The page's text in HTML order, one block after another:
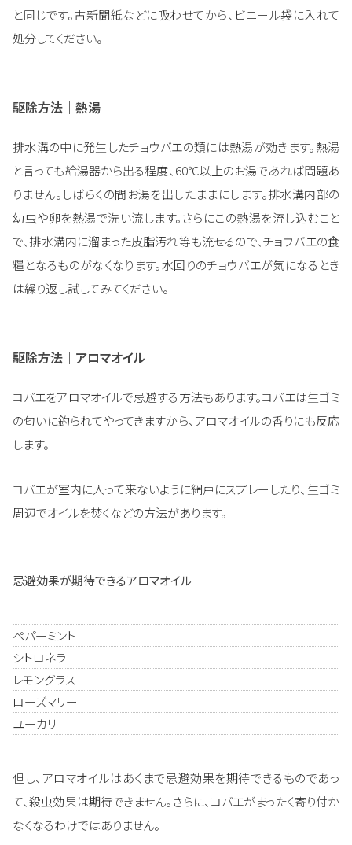
と同じです。古新聞紙などに吸わせてから、ビニール袋に入れて
処分してください。
駆除方法｜熱湯
排水溝の中に発生したチョウバエの類には熱湯が効きます。熱湯
と言っても給湯器から出る程度、60℃以上のお湯であれば問題あ
りません。しばらくの間お湯を出したままにします。排水溝内部の
幼虫や卵を熱湯で洗い流します。さらにこの熱湯を流し込むこと
で、排水溝内に溜まった皮脂汚れ等も流せるので、チョウバエの食
糧となるものがなくなります。水回りのチョウバエが気になるとき
は繰り返し試してみてください。
駆除方法｜アロマオイル
コバエをアロマオイルで忌避する方法もあります。コバエは生ゴミ
の匂いに釣られてやってきますから、アロマオイルの香りにも反応
します。
コバエが室内に入って来ないように網戸にスプレーしたり、生ゴミ
周辺でオイルを焚くなどの方法があります。
忌避効果が期待できるアロマオイル
ペパーミント
シトロネラ
レモングラス
ローズマリー
ユーカリ
但し、アロマオイルはあくまで忌避効果を期待できるものであっ
て、殺虫効果は期待できません。さらに、コバエがまったく寄り付か
なくなるわけではありません。